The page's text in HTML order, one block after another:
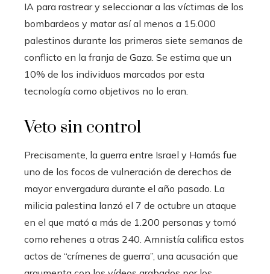
IA para rastrear y seleccionar a las víctimas de los
bombardeos y matar así al menos a 15.000
palestinos durante las primeras siete semanas de
conflicto en la franja de Gaza. Se estima que un
10% de los individuos marcados por esta
tecnología como objetivos no lo eran.
Veto sin control
Precisamente, la guerra entre Israel y Hamás fue
uno de los focos de vulneración de derechos de
mayor envergadura durante el año pasado. La
milicia palestina lanzó el 7 de octubre un ataque
en el que mató a más de 1.200 personas y tomó
como rehenes a otras 240. Amnistía califica estos
actos de “crímenes de guerra”, una acusación que